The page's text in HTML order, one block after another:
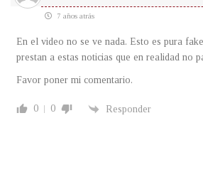
7 años atrás
En el video no se ve nada. Esto es pura
prestan a estas noticias que en realidad no
Favor poner mi comentario.
0 0 Responder